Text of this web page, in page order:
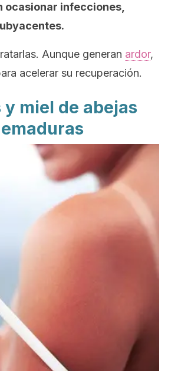
ocasionar infecciones,
Aunque generan ardor,
acelerar su recuperación.
miel de abejas